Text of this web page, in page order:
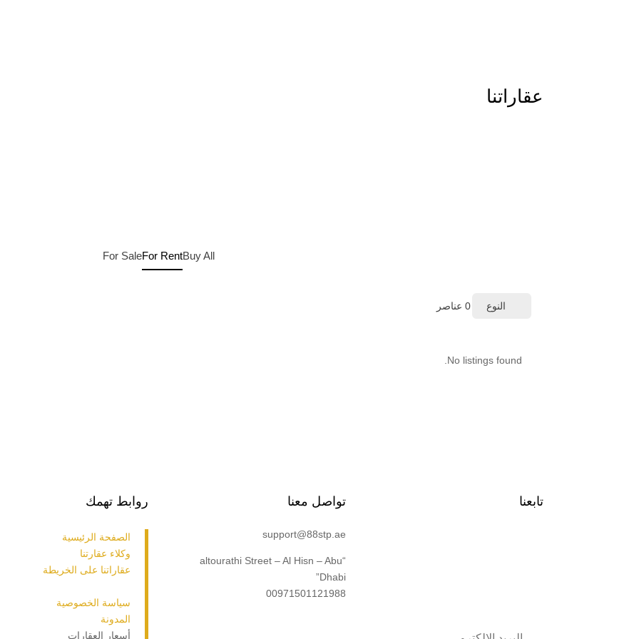
عقاراتنا
All
Buy
For Rent
For Sale
النوع 0 عناصر
No listings found.
روابط تهمك
الصفحة الرئيسية
وكلاء عقارتنا
عقاراتنا على الخريطة
سياسة الخصوصية
المدونة
أسعار العقارات
تواصل معنا
support@88stp.ae
“altourathi Street – Al Hisn – Abu
Dhabi”
00971501121988
تابعنا